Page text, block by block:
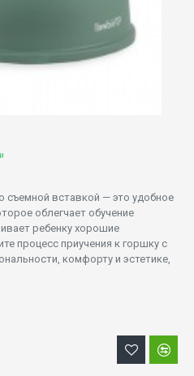
съемной вставкой — это удобное
облегчает обучение
ребенку хорошие
процесс приучения к горшку с
комфорту и эстетике,